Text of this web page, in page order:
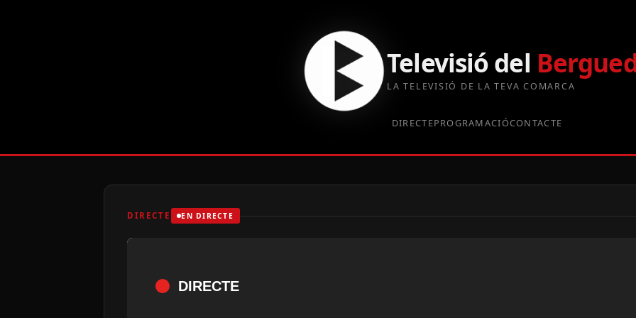
Televisió del
LA TELEVISIÓ DE LA TEVA COMARCA
DIRECTEPROGRAMACIÓCONTACTE
DIRECTE EN DIRECTE
DIRECTE